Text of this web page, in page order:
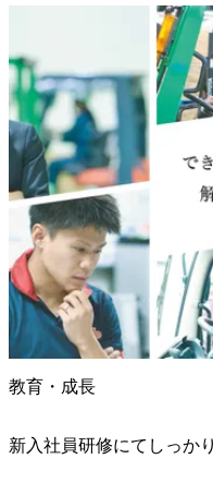
教育・成長
新入社員研修にてしっか